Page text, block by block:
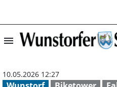
menu
10.05.2026 12:27